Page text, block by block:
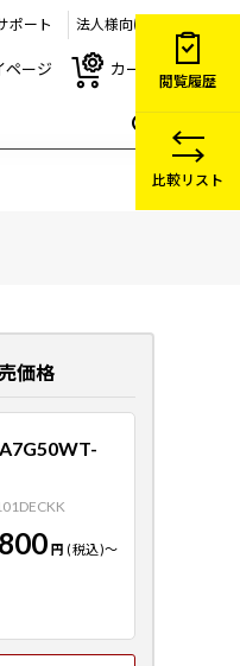
ポート 法人様向け
ページ カート
価格
円 (税込)～
閲覧履歴
比較リスト